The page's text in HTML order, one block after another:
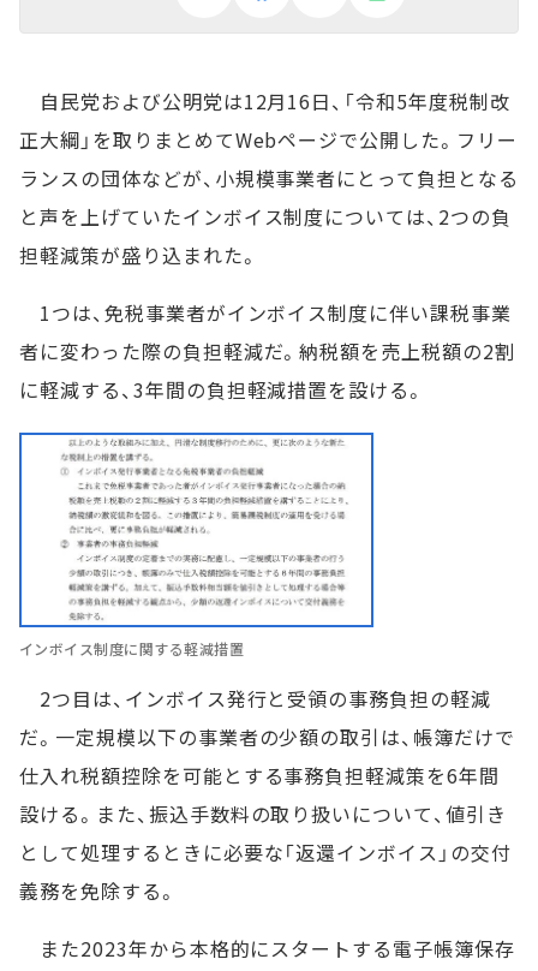
自民党および公明党は12月16日、「令和5年度税制改
正大綱」を取りまとめてWebページで公開した。フリー
ランスの団体などが、小規模事業者にとって負担となる
と声を上げていたインボイス制度については、2つの負
担軽減策が盛り込まれた。
1つは、免税事業者がインボイス制度に伴い課税事業
者に変わった際の負担軽減だ。納税額を売上税額の2割
に軽減する、3年間の負担軽減措置を設ける。
インボイス制度に関する軽減措置
2つ目は、インボイス発行と受領の事務負担の軽減
だ。一定規模以下の事業者の少額の取引は、帳簿だけで
仕入れ税額控除を可能とする事務負担軽減策を6年間
設ける。また、振込手数料の取り扱いについて、値引き
として処理するときに必要な「返還インボイス」の交付
義務を免除する。
また2023年から本格的にスタートする電子帳簿保存